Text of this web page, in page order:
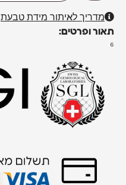
מדריך לאיתור מידת טבעת
תאור ופרטים:
⁶